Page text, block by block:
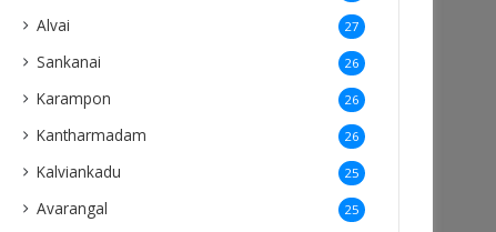
Alvai 27
Sankanai 26
Karampon 26
Kantharmadam 26
Kalviankadu 25
Avarangal 25